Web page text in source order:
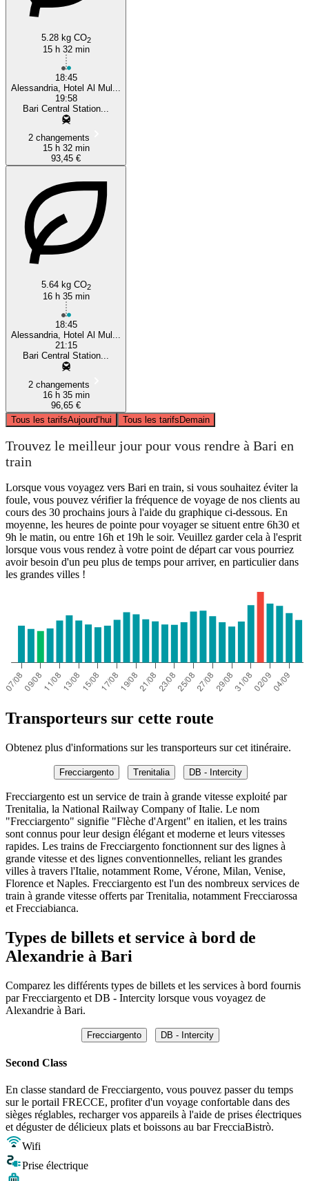
5.28 kg CO2
15 h 32 min
18:45
Alessandria, Hotel Al Mul...
19:58
Bari Central Station...
2 changements
15 h 32 min
93,45 €
5.64 kg CO2
16 h 35 min
18:45
Alessandria, Hotel Al Mul...
21:15
Bari Central Station...
2 changements
16 h 35 min
96,65 €
Tous les tarifsAujourd’hui Tous les tarifsDemain
Trouvez le meilleur jour pour vous rendre à Bari en
train
Lorsque vous voyagez vers Bari en train, si vous souhaitez éviter la
foule, vous pouvez vérifier la fréquence de voyage de nos clients au
cours des 30 prochains jours à l'aide du graphique ci-dessous. En
moyenne, les heures de pointe pour voyager se situent entre 6h30 et
9h le matin, ou entre 16h et 19h le soir. Veuillez garder cela à l'esprit
lorsque vous vous rendez à votre point de départ car vous pourriez
avoir besoin d'un peu plus de temps pour arriver, en particulier dans
les grandes villes !
Transporteurs sur cette route
Obtenez plus d'informations sur les transporteurs sur cet itinéraire.
Frecciargento Trenitalia DB - Intercity
Frecciargento est un service de train à grande vitesse exploité par
Trenitalia, la National Railway Company of Italie. Le nom
"Frecciargento" signifie "Flèche d'Argent" en italien, et les trains
sont connus pour leur design élégant et moderne et leurs vitesses
rapides. Les trains de Frecciargento fonctionnent sur des lignes à
grande vitesse et des lignes conventionnelles, reliant les grandes
villes à travers l'Italie, notamment Rome, Vérone, Milan, Venise,
Florence et Naples. Frecciargento est l'un des nombreux services de
train à grande vitesse offerts par Trenitalia, notamment Frecciarossa
et Frecciabianca.
Types de billets et service à bord de
Alexandrie à Bari
Comparez les différents types de billets et les services à bord fournis
par Frecciargento et DB - Intercity lorsque vous voyagez de
Alexandrie à Bari.
Frecciargento DB - Intercity
Second Class
En classe standard de Frecciargento, vous pouvez passer du temps
sur le portail FRECCE, profiter d'un voyage confortable dans des
sièges réglables, recharger vos appareils à l'aide de prises électriques
et déguster de délicieux plats et boissons au bar FrecciaBistrò.
Wifi
Prise électrique